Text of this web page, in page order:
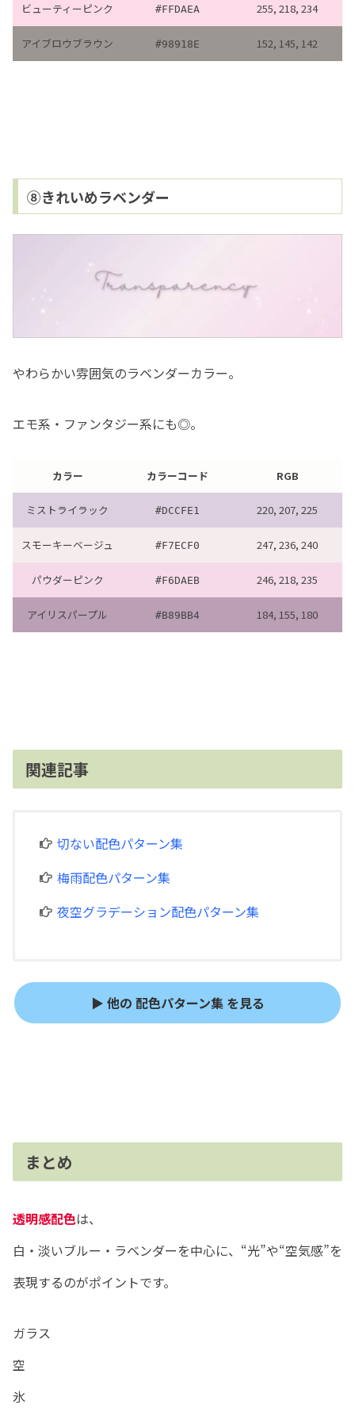
ビューティーピンク #FFDAEA 255, 218, 234
アイブロウブラウン #98918E 152, 145, 142
⑧きれいめラベンダー
やわらかい雰囲気のラベンダーカラー。
エモ系・ファンタジー系にも◎。
カラー カラーコード RGB
ミストライラック #DCCFE1 220, 207, 225
スモーキーベージュ #F7ECF0 247, 236, 240
パウダーピンク #F6DAEB 246, 218, 235
アイリスパープル #B89BB4 184, 155, 180
関連記事
切ない配色パターン集
梅雨配色パターン集
夜空グラデーション配色パターン集
▶ 他の 配色パターン集 を見る
まとめ
透明感配色は、
白・淡いブルー・ラベンダーを中心に、“光”や“空気感”を
表現するのがポイントです。
ガラス
空
氷